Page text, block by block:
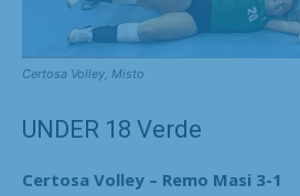
Certosa Volley, Misto
UNDER 18 Verde
Certosa Volley – Remo Masi 3-1